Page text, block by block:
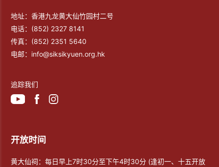
地址：香港九龙黄大仙竹园村二号
电话： (852) 2327 8141
传真： (852) 2351 5640
电邮： info@siksikyuen.org.hk
追踪我们
开放时间
黄大仙祠：每日早上7时30分至下午4时30分 (逢初一、十五开放